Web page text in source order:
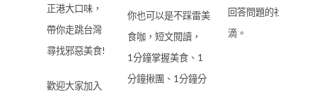
正港大口味，
帶你走跳台灣
尋找邪惡美食!
歡迎大家加入
你也可以是不踩雷美
食咖，短文閱讀，
1分鐘掌握美食、1
分鐘揪團、1分鐘分
回答問題的社群，目
滴。